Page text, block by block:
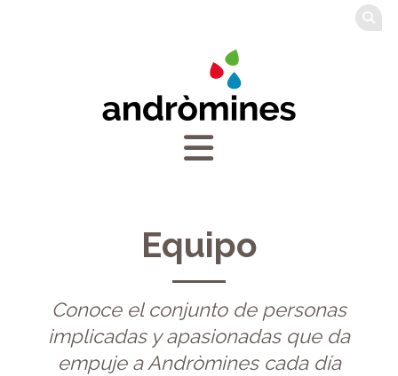
Equipo
Conoce el conjunto de personas
implicadas y apasionadas que da
empuje a Andròmines cada día